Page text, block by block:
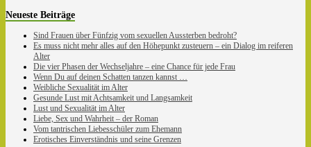
Neueste Beiträge
Sind Frauen über Fünfzig vom sexuellen Aussterben bedroht?
Es muss nicht mehr alles auf den Höhepunkt zusteuern – ein Dialog im reiferen
Alter
Die vier Phasen der Wechseljahre – eine Chance für jede Frau
Wenn Du auf deinen Schatten tanzen kannst …
Weibliche Sexualität im Alter
Gesunde Lust mit Achtsamkeit und Langsamkeit
Lust und Sexualität im Alter
Liebe, Sex und Wahrheit – der Roman
Vom tantrischen Liebesschüler zum Ehemann
Erotisches Einverständnis und seine Grenzen